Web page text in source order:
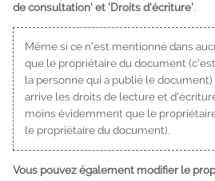
de consultation' et 'Droits d'écriture'
Même si ce n'est mentionné dans
que le propriétaire du document
la personne qui a publié le
arrive les droits de lecture et
moins évidemment que le
le propriétaire du document).
Vous pouvez également modifier le